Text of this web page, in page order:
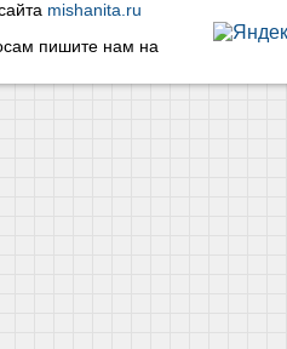
mishanita.ru
пишите нам на